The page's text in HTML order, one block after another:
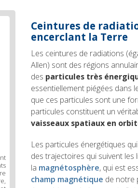
Ceintures de
encerclant la Terre
Les ceintures de radiations
Allen) sont des régions
des particules très
essentiellement piégées dans
que ces particules sont une
particules constituent un
vaisseaux spatiaux en
Les particules énergétiques
des trajectoires qui suivent
la magnétosphère, qui est
champ magnétique de notre